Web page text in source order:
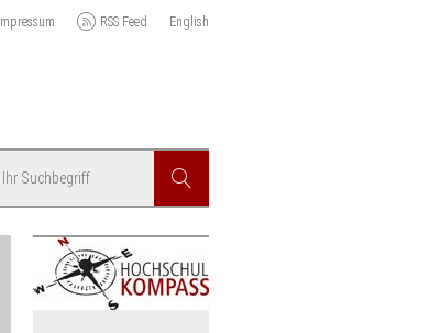
Impressum RSS Feed English
Suchen